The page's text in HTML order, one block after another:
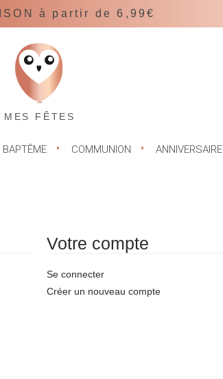
à partir de 6,99€
MES FÊTES
BAPTÊME COMMUNION ANNIVERSAIRE
Votre compte
Se connecter
Créer un nouveau compte